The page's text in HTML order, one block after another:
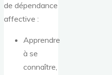
de dépendance
affective :
Apprendre
à se
connaître,